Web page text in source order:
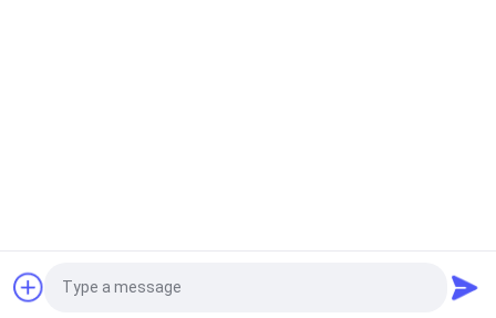
กากเพชรซิลิคอนคาร์ไบด์
จีน.Copyright © 2026 China Changsha Fine-Tech